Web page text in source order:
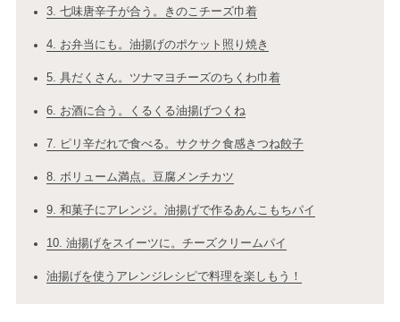
3. 七味唐辛子が合う。きのこチーズ巾着
4. お弁当にも。油揚げのポケット照り焼き
5. 具だくさん。ツナマヨチーズのちくわ巾着
6. お酒に合う。くるくる油揚げつくね
7. ピリ辛だれで食べる。サクサク食感きつね餃子
8. ボリューム満点。豆腐メンチカツ
9. 和菓子にアレンジ。油揚げで作るあんこもちパイ
10. 油揚げをスイーツに。チーズクリームパイ
油揚げを使うアレンジレシピで料理を楽しもう！